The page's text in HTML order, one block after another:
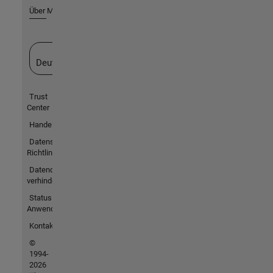
Über MathWorks
Deutschland
Trust
Center
Handelsmarken
Datenschutz-
Richtlinien
Datendiebstahl
verhindern
Status von
Anwendungen
Kontakt
©
1994-
2026